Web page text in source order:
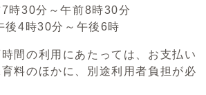
30分～午前8時30分
分～午後6時
時間の利用にあたっては、お支払い
料のほかに、別途利用者負担が必